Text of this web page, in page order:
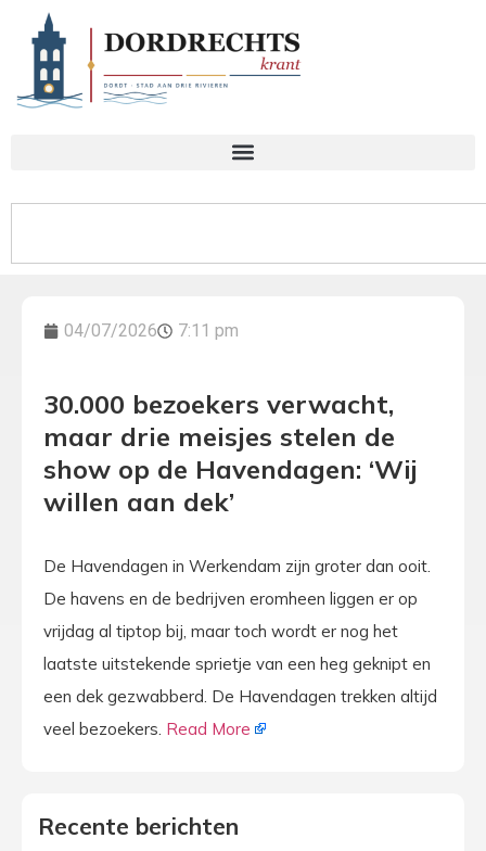
04/07/2026 7:11 pm
30.000 bezoekers verwacht,
maar drie meisjes stelen de
show op de Havendagen: ‘Wij
willen aan dek’
De Havendagen in Werkendam zijn groter dan ooit.
De havens en de bedrijven eromheen liggen er op
vrijdag al tiptop bij, maar toch wordt er nog het
laatste uitstekende sprietje van een heg geknipt en
een dek gezwabberd. De Havendagen trekken altijd
veel bezoekers. Read More
Recente berichten